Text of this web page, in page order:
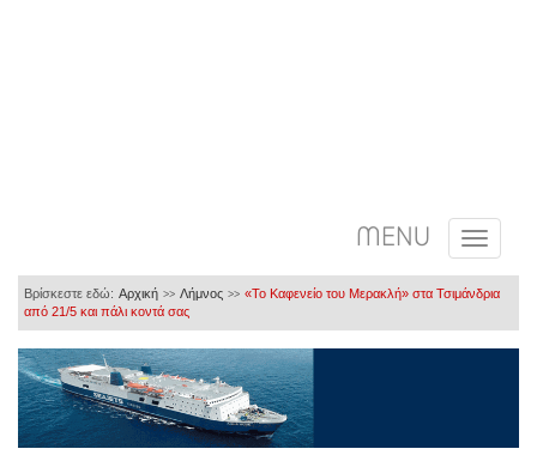
MENU
Βρίσκεστε εδώ: Αρχική >> Λήμνος >> «Το Καφενείο του Μερακλή» στα Τσιμάνδρια
από 21/5 και πάλι κοντά σας